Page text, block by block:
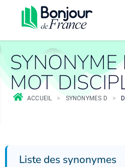
SYNONYME
MOT
ACCUEIL > SYNONYMES D >
Liste des synonymes